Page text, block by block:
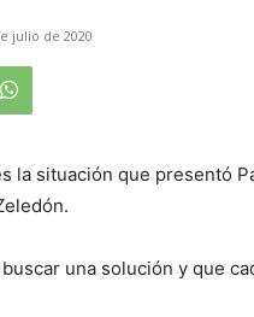
julio de 2020
la situación que presentó
una solución y que